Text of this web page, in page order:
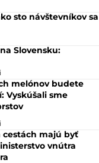
sto návštevníkov sa
Slovensku:
melónov budete
Vyskúšali sme
cestách majú byť
vnútra